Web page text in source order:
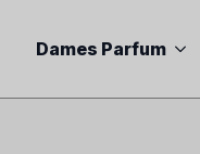
Dames Parfum